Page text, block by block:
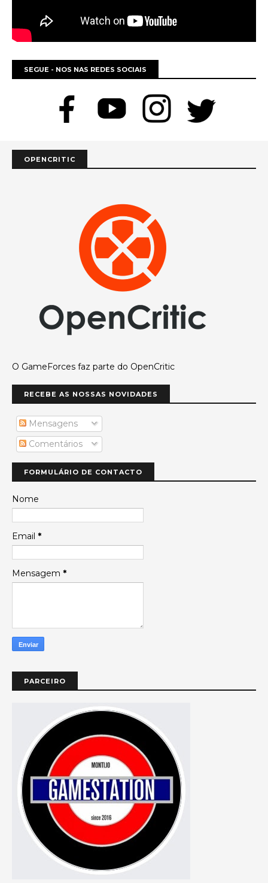
SEGUE - NOS NAS REDES SOCIAIS
OPENCRITIC
O GameForces faz parte do OpenCritic
RECEBE AS NOSSAS NOVIDADES
Mensagens
Comentários
FORMULÁRIO DE CONTACTO
Nome
Email *
Mensagem *
PARCEIRO